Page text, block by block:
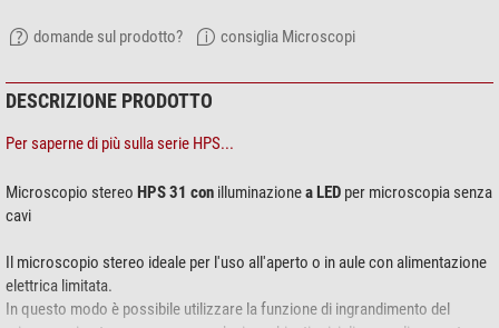
domande sul prodotto? consiglia Microscopi
DESCRIZIONE PRODOTTO
Per saperne di più sulla serie HPS...
Microscopio stereo HPS 31 con illuminazionea LED per microscopia senza
cavi
Il microscopio stereo ideale per l'uso all'aperto o in aule con alimentazione
elettrica limitata.
In questo modo è possibile utilizzare la funzione di ingrandimento del